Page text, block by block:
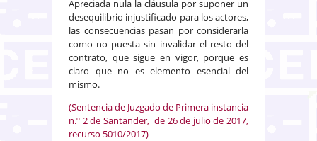
Apreciada nula la cláusula por suponer un
desequilibrio injustificado para los actores,
las consecuencias pasan por considerarla
como no puesta sin invalidar el resto del
contrato, que sigue en vigor, porque es
claro que no es elemento esencial del
mismo.
(Sentencia de Juzgado de Primera instancia
n.º 2 de Santander, de 26 de julio de 2017,
recurso 5010/2017)